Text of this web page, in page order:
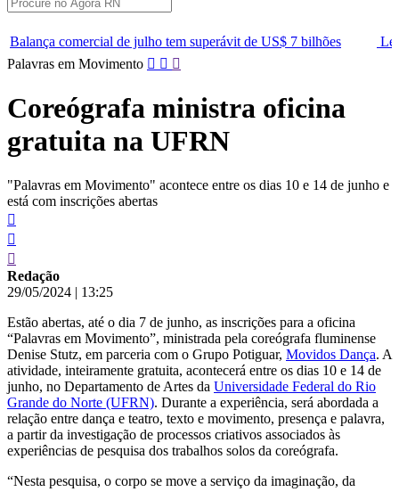
julho tem superávit de US$ 7 bilhões
Lei que aumenta
Pular
conteúdo
Palavras em Movimento
Coreógrafa ministra oficina
gratuita na UFRN
"Palavras em Movimento" acontece entre os dias 10 e 14 de junho e
está com inscrições abertas
Redação
29/05/2024 | 13:25
Estão abertas, até o dia 7 de junho, as inscrições para a oficina
“Palavras em Movimento”, ministrada pela coreógrafa fluminense
Denise Stutz, em parceria com o Grupo Potiguar, Movidos Dança. A
atividade, inteiramente gratuita, acontecerá entre os dias 10 e 14 de
junho, no Departamento de Artes da Universidade Federal do Rio
Grande do Norte (UFRN). Durante a experiência, será abordada a
relação entre dança e teatro, texto e movimento, presença e palavra,
a partir da investigação de processos criativos associados às
experiências de pesquisa dos trabalhos solos da coreógrafa.
“Nesta pesquisa, o corpo se move a serviço da imaginação, da